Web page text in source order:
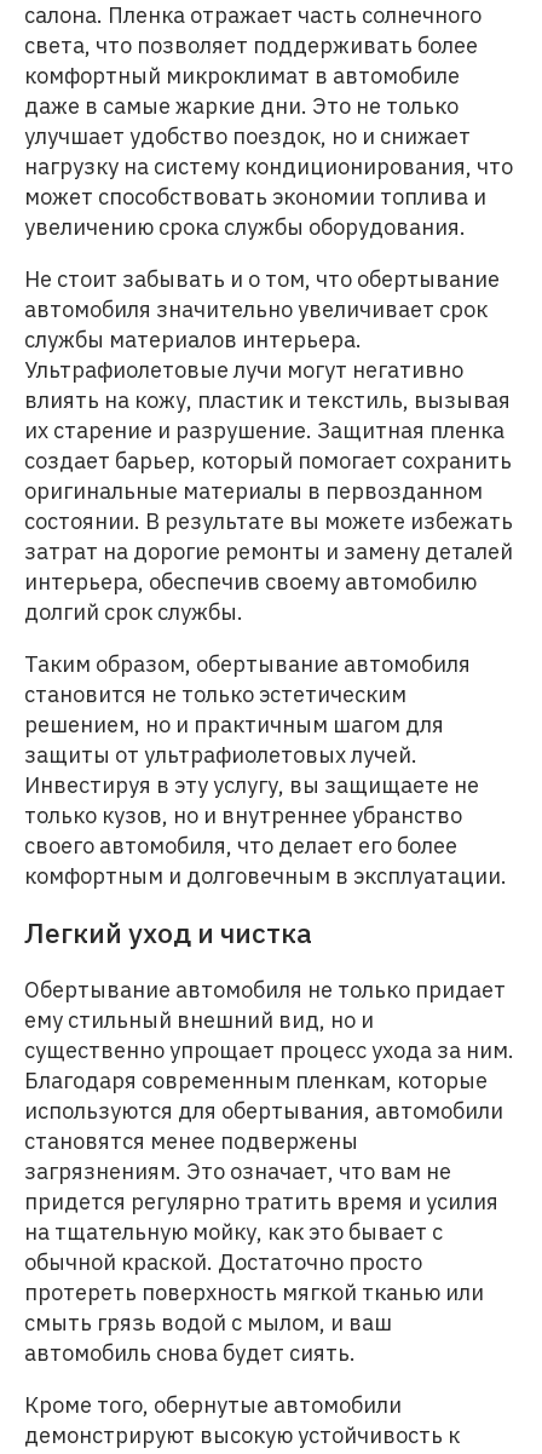
салона. Пленка отражает часть солнечного
света, что позволяет поддерживать более
комфортный микроклимат в автомобиле
даже в самые жаркие дни. Это не только
улучшает удобство поездок, но и снижает
нагрузку на систему кондиционирования, что
может способствовать экономии топлива и
увеличению срока службы оборудования.
Не стоит забывать и о том, что обертывание
автомобиля значительно увеличивает срок
службы материалов интерьера.
Ультрафиолетовые лучи могут негативно
влиять на кожу, пластик и текстиль, вызывая
их старение и разрушение. Защитная пленка
создает барьер, который помогает сохранить
оригинальные материалы в первозданном
состоянии. В результате вы можете избежать
затрат на дорогие ремонты и замену деталей
интерьера, обеспечив своему автомобилю
долгий срок службы.
Таким образом, обертывание автомобиля
становится не только эстетическим
решением, но и практичным шагом для
защиты от ультрафиолетовых лучей.
Инвестируя в эту услугу, вы защищаете не
только кузов, но и внутреннее убранство
своего автомобиля, что делает его более
комфортным и долговечным в эксплуатации.
Легкий уход и чистка
Обертывание автомобиля не только придает
ему стильный внешний вид, но и
существенно упрощает процесс ухода за ним.
Благодаря современным пленкам, которые
используются для обертывания, автомобили
становятся менее подвержены
загрязнениям. Это означает, что вам не
придется регулярно тратить время и усилия
на тщательную мойку, как это бывает с
обычной краской. Достаточно просто
протереть поверхность мягкой тканью или
смыть грязь водой с мылом, и ваш
автомобиль снова будет сиять.
Кроме того, обернутые автомобили
демонстрируют высокую устойчивость к